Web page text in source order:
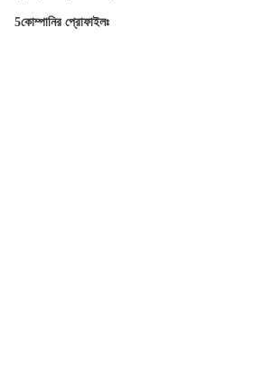
5কোম্পানির প্রোফাইলঃ